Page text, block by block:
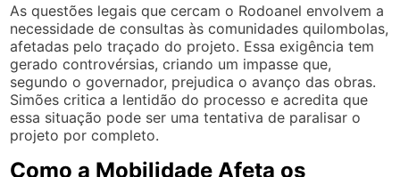
As questões legais que cercam o Rodoanel envolvem a
necessidade de consultas às comunidades quilombolas,
afetadas pelo traçado do projeto. Essa exigência tem
gerado controvérsias, criando um impasse que,
segundo o governador, prejudica o avanço das obras.
Simões critica a lentidão do processo e acredita que
essa situação pode ser uma tentativa de paralisar o
projeto por completo.
Como a Mobilidade Afeta os